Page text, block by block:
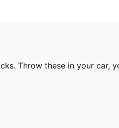
Throw these in your car,